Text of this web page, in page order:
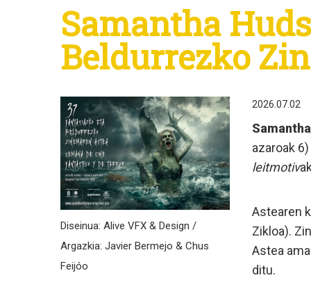
Samantha
Beldurrezko
Diseinua: Alive VFX & Design /
Argazkia: Javier Bermejo & Chus
Feijóo
2026.07.02
azaroak
leitmotiv
Astearen
Zikloa).
Astea
ditu.